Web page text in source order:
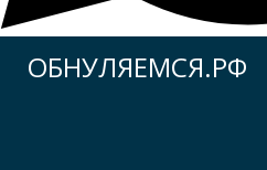
ОБНУЛЯЕМСЯ.РФ